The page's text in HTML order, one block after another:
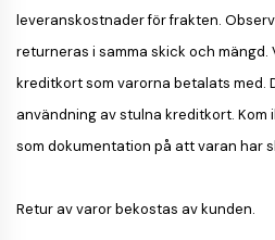
leveranskostnader för frakten.
returneras i samma skick och
kreditkort som varorna betalats med.
användning av stulna kreditkort.
som dokumentation på att varan har
Retur av varor bekostas av kunden.